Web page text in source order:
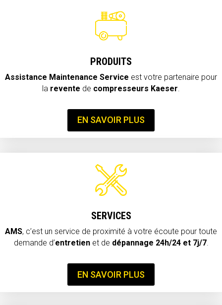
PRODUITS
Assistance Maintenance Service est votre partenaire pour
la revente de compresseurs Kaeser.
EN SAVOIR PLUS
SERVICES
AMS, c’est un service de proximité à votre écoute pour toute
demande d’entretienet de dépannage 24h/24 et 7j/7.
EN SAVOIR PLUS